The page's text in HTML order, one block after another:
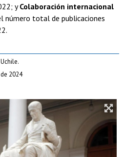
yColaboración internacional
número total de publicaciones
2024